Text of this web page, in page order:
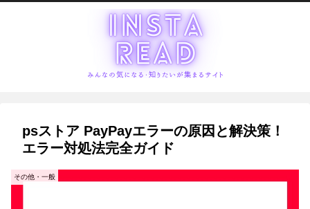
psストア PayPayエラーの原因と解決策！
エラー対処法完全ガイド
その他・一般